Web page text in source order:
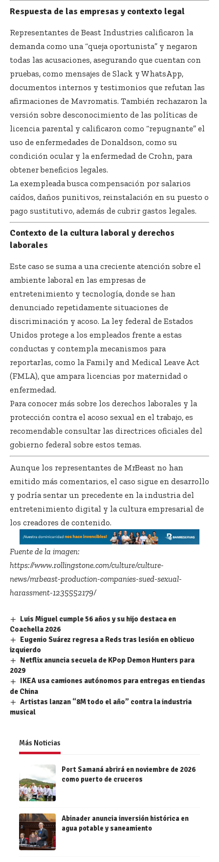
Respuesta de las empresas y contexto legal
Representantes de Beast Industries calificaron la
demanda como una “queja oportunista” y negaron
todas las acusaciones, asegurando que cuentan con
pruebas, como mensajes de Slack y WhatsApp,
documentos internos y testimonios que refutan las
afirmaciones de Mavromatis. También rechazaron la
versión sobre desconocimiento de las políticas de
licencia parental y calificaron como “repugnante” el
uso de enfermedades de Donaldson, como su
condición ocular y la enfermedad de Crohn, para
obtener beneficios legales.
La exempleada busca compensación por salarios
caídos, daños punitivos, reinstalación en su puesto o
pago sustitutivo, además de cubrir gastos legales.
Contexto de la cultura laboral y derechos
laborales
Este caso se suma a una creciente atención sobre el
ambiente laboral en las empresas de
entretenimiento y tecnología, donde se han
denunciado repetidamente situaciones de
discriminación y acoso. La ley federal de Estados
Unidos protege a los empleados frente a estas
conductas y contempla mecanismos para
reportarlas, como la Family and Medical Leave Act
(FMLA), que ampara licencias por maternidad o
enfermedad.
Para conocer más sobre los derechos laborales y la
protección contra el acoso sexual en el trabajo, es
recomendable consultar las directrices oficiales del
gobierno federal sobre estos temas.
Aunque los representantes de MrBeast no han
emitido más comentarios, el caso sigue en desarrollo
y podría sentar un precedente en la industria del
entretenimiento digital y la cultura empresarial de
los creadores de contenido.
Fuente de la imagen:
https://www.rollingstone.com/culture/culture-
news/mrbeast-production-companies-sued-sexual-
harassment-1235552179/
Luis Miguel cumple 56 años y su hijo destaca en
Coachella 2026
Eugenio Suárez regresa a Reds tras lesión en oblicuo
izquierdo
Netflix anuncia secuela de KPop Demon Hunters para
2029
IKEA usa camiones autónomos para entregas en tiendas
de China
Artistas lanzan “8M todo el año” contra la industria
musical
Más Noticias
Port Samaná abrirá en noviembre de 2026
como puerto de cruceros
Abinader anuncia inversión histórica en
agua potable y saneamiento